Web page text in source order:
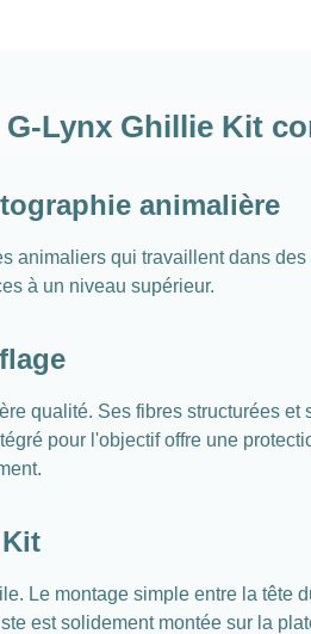
Lynx Ghillie Kit
animalière
animaliers qui travaillent dans
à un niveau supérieur.
qualité. Ses fibres structurées
pour l'objectif offre une
Le montage simple entre la tête
est solidement montée sur la